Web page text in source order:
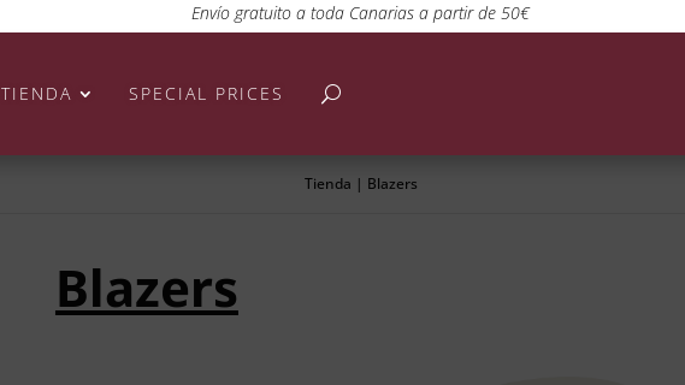
Envío gratuito a toda Canarias a partir de 50€
TIENDA SPECIAL PRICES
Tienda | Blazers
Blazers